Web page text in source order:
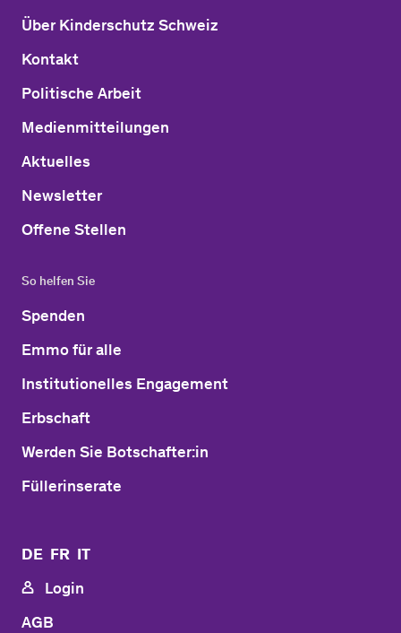
Über Kinderschutz Schweiz
Kontakt
Politische Arbeit
Medienmitteilungen
Aktuelles
Newsletter
Offene Stellen
So helfen Sie
Spenden
Emmo für alle
Institutionelles Engagement
Erbschaft
Werden Sie Botschafter:in
Füllerinserate
DE FR IT
Login
AGB